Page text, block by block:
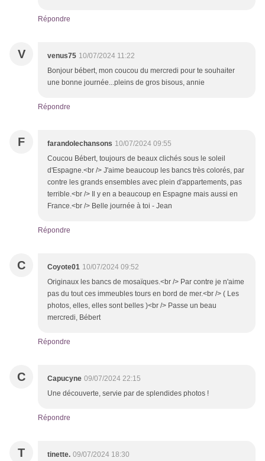
Répondre
V venus75 10/07/2024 11:22
Bonjour bébert, mon coucou du mercredi pour te souhaiter
une bonne journée...pleins de gros bisous, annie
Répondre
F farandolechansons 10/07/2024 09:55
Coucou Bébert, toujours de beaux clichés sous le soleil
d'Espagne.<br /> J'aime beaucoup les bancs très colorés, par
contre les grands ensembles avec plein d'appartements, pas
terrible.<br /> Il y en a beaucoup en Espagne mais aussi en
France.<br /> Belle journée à toi - Jean
Répondre
C Coyote01 10/07/2024 09:52
Originaux les bancs de mosaïques.<br /> Par contre je n'aime
pas du tout ces immeubles tours en bord de mer.<br /> ( Les
photos, elles, elles sont belles )<br /> Passe un beau
mercredi, Bébert
Répondre
C Capucyne 09/07/2024 22:15
Une découverte, servie par de splendides photos !
Répondre
T tinette. 09/07/2024 18:30